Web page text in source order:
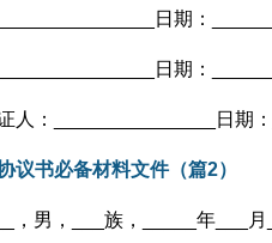
日期：
日期：
人：_______________日期
议书必备材料文件（篇2）
，男，___族，_____年___